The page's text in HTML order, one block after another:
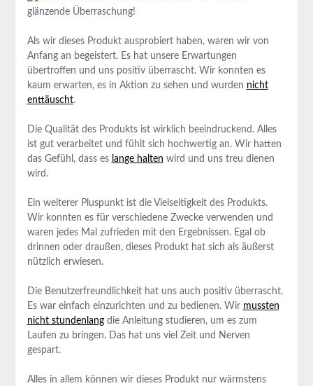
Als⁣ wir dieses Produkt ausprobiert haben, waren wir von
Anfang an begeistert. Es⁢ hat unsere Erwartungen
übertroffen und‍ uns positiv überrascht. Wir konnten es
kaum erwarten, es in Aktion zu sehen und wurden nicht
enttäuscht.
Die Qualität des Produkts ist wirklich beeindruckend. Alles
ist gut verarbeitet und fühlt sich‌ hochwertig an. Wir hatten
das Gefühl, dass es lange halten wird und ‍uns treu dienen
wird.
Ein⁣ weiterer Pluspunkt ist die ‌Vielseitigkeit⁢ des ⁢Produkts.
Wir konnten es für verschiedene Zwecke verwenden und
waren jedes Mal ⁢zufrieden mit den ‌Ergebnissen. Egal ob
drinnen oder draußen, dieses Produkt hat sich als äußerst‌
nützlich erwiesen.
Die Benutzerfreundlichkeit hat uns ​auch positiv überrascht.
Es war einfach einzurichten und zu bedienen. Wir mussten
nicht stundenlangdie Anleitung studieren, um es zum
Laufen zu bringen. Das hat uns viel Zeit und Nerven
gespart.
Alles in allem können wir dieses Produkt nur wärmstens